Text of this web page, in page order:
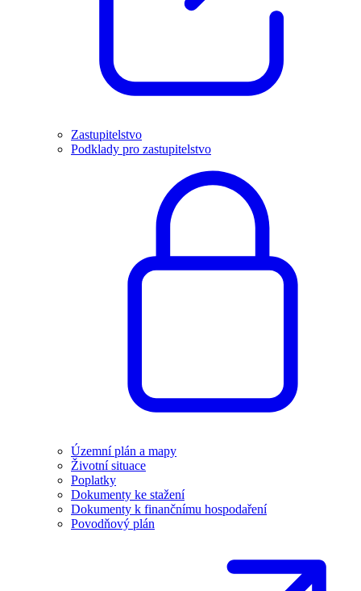
Zastupitelstvo
Podklady pro zastupitelstvo
Územní plán a mapy
Životní situace
Poplatky
Dokumenty ke stažení
Dokumenty k finančnímu hospodaření
Povodňový plán